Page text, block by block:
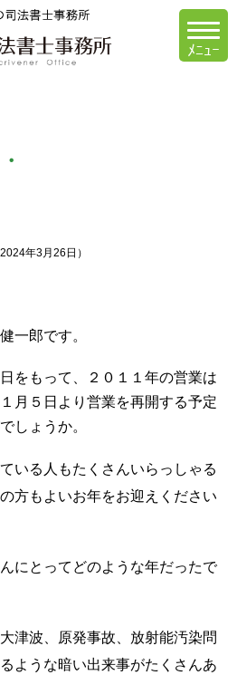
エース合同司法
2024年3月26日）
一郎です。
をもって、２０１１年の営業は
月５日より営業を再開する予定
しょうか。
いる人もたくさんいらっしゃる
方もよいお年をお迎えください
にとってどのような年だったで
津波、原発事故、放射能汚染問
ような暗い出来事がたくさんあ